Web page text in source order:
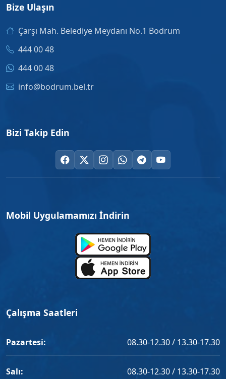
Bize Ulaşın
Çarşı Mah. Belediye Meydanı No.1 Bodrum
444 00 48
444 00 48
info@bodrum.bel.tr
Bizi Takip Edin
Mobil Uygulamamızı İndirin
Çalışma Saatleri
Pazartesi: 08.30-12.30 / 13.30-17.30
Salı: 08.30-12.30 / 13.30-17.30